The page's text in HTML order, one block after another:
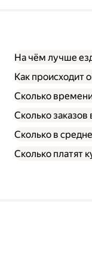
На чём лучше
Как происходит
Сколько
Сколько заказов
Сколько в
Сколько платят